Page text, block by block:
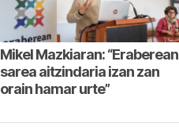
Mikel Mazkiaran: “Eraberean
sarea aitzindaria izan zan
orain hamar urte”